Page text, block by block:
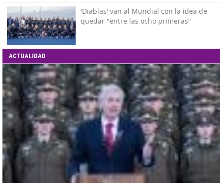
'Diablas' van al Mundial con la idea de
quedar "entre las ocho primeras"
ACTUALIDAD